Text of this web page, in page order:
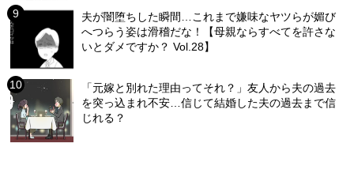
夫が闇堕ちした瞬間…これまで嫌味なヤツらが媚び
へつらう姿は滑稽だな！【母親ならすべてを許さな
いとダメですか？ Vol.28】
「元嫁と別れた理由ってそれ？」友人から夫の過去
を突っ込まれ不安…信じて結婚した夫の過去まで信
じれる？